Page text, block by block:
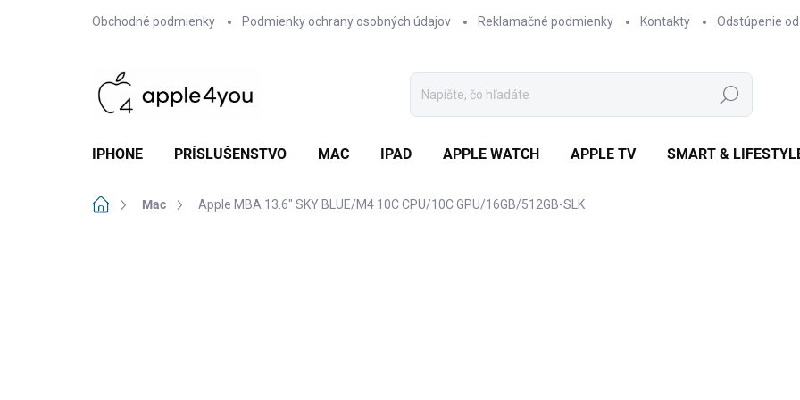
Obchodné podmienky Podmienky ochrany osobných údajov Reklamačné podmienky Kontakty Odstúpenie od
Hľadať
IPHONE PRÍSLUŠENSTVO MAC IPAD APPLE WATCH APPLE TV SMART &
DomovMac Apple MBA 13.6" SKY BLUE/M4 10C CPU/10C GPU/16GB/512GB-SLK